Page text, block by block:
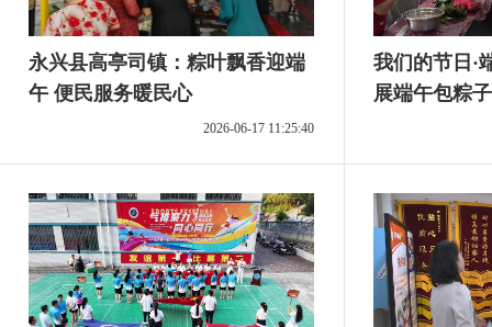
永兴县高亭司镇：粽叶飘香迎端
午 便民服务暖民心
2026-06-17 11:25:40
我们的节日·
展端午包粽